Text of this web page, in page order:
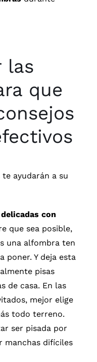
las
que
ayudarán a su
con
que sea posible,
una alfombra ten
poner. Y deja esta
pisas
de casa. En las
mejor elige
todo terreno.
ser pisada por
manchas difíciles